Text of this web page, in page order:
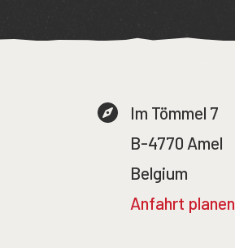
Im Tömmel 7
B-4770 Amel
Belgium
Anfahrt planen